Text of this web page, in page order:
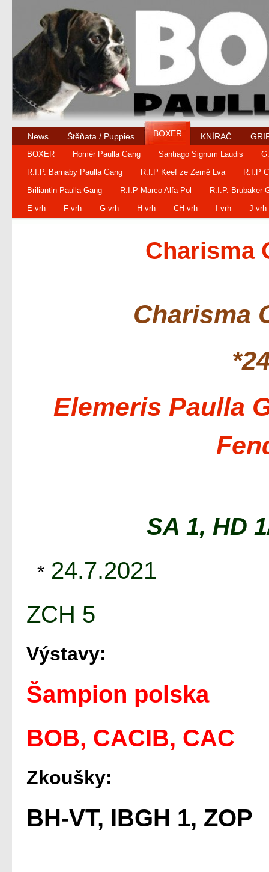
News Štěňata / Puppies BOXER KNÍRAČ
BOXER Homér Paulla Gang Santiago Signum Laudis
R.I.P. Barnaby Paulla Gang
R.I.P Keef ze Země Lva
R.I.P
Briliantin Paulla Gang
R.I.P Marco Alfa-Pol
R.I.P. Brubaker
E vrh
F vrh G vrh H vrh CH vrh I vrh J vrh
Charisma
Charisma
Elemeris Paulla
SA 1, HD
* 24.7.2021
ZCH 5
Výstavy:
Šampion polska
BOB, CACIB, CAC
Zkoušky:
BH-VT, IBGH 1, ZOP